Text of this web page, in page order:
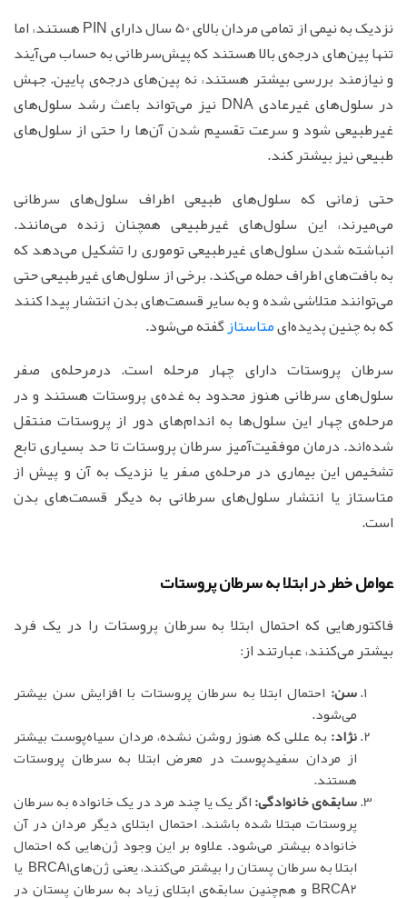
نزدیک به نیمی از تمامی مردان بالای 50 سال دارای PIN هستند، اما
تنها پین‌های درجه‌ی بالا هستند که پیش‌سرطانی به حساب می‌آیند
و نیازمند بررسی بیشتر هستند، نه پین‌های درجه‌ی پایین. جهش
در سلول‌های غیرعادی DNA نیز می‌تواند باعث رشد سلول‌های
غیرطبیعی شود و سرعت تقسیم‌ شدن آن‌ها را حتی از سلول‌های
طبیعی نیز بیشتر کند.
حتی زمانی که سلول‌های طبیعی اطراف سلول‌های سرطانی
می‌میرند، این سلول‌های غیرطبیعی همچنان زنده می‌مانند.
انباشته شدن سلول‌های غیرطبیعی توموری را تشکیل می‌دهد که
به بافت‌های اطراف حمله می‌کند. برخی از سلول‌های غیرطبیعی حتی
می‌توانند متلاشی شده و به سایر قسمت‌های بدن انتشار پیدا کنند
که به چنین پدیده‌ایمتاستازگفته می‌شود.
سرطان پروستات دارای چهار مرحله است. درمرحله‌ی صفر
سلول‌های سرطانی هنوز محدود به غده‌ی پروستات هستند و در
مرحله‌ی چهار این سلول‌ها به اندام‌های دور از پروستات منتقل
شده‌اند. درمان موفقیت‌آمیز سرطان پروستات تا حد بسیاری تابع
تشخیص این بیماری در مرحله‌ی‌ صفر یا نزدیک به آن و پیش از
متاستاز یا انتشار سلول‌های سرطانی به دیگر قسمت‌های بدن
است.
عوامل خطر در ابتلا به سرطان پروستات
فاکتورهایی که احتمال ابتلا به سرطان پروستات را در یک فرد
بیشتر می‌کنند، عبارتند از:
سن: احتمال ابتلا به سرطان پروستات با افزایش سن بیشتر
می‌شود.
نژاد: به عللی که هنوز روشن نشده، مردان سیاه‌پوست بیشتر
از مردان سفیدپوست در معرض ابتلا به سرطان پروستات
هستند.
سابقه‌ی خانوادگی:اگر یک یا چند مرد در یک خانواده به سرطان
پروستات مبتلا شده باشند، احتمال ابتلای دیگر مردان در آن
خانواده بیشتر می‌شود. علاوه بر این وجود ژن‌هایی که احتمال
ابتلا به سرطان پستان را بیشتر می‌کنند، یعنی ژن‌هایBRCA1 یا
BRCA2 و هم‌چنین سابقه‌ی ابتلای زیاد به سرطان پستان در